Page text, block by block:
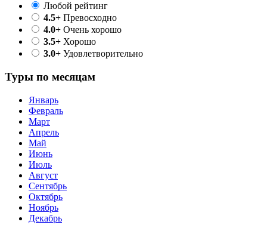
Любой рейтинг
4.5+ Превосходно
4.0+ Очень хорошо
3.5+ Хорошо
3.0+ Удовлетворительно
Туры по месяцам
Январь
Февраль
Март
Апрель
Май
Июнь
Июль
Август
Сентябрь
Октябрь
Ноябрь
Декабрь